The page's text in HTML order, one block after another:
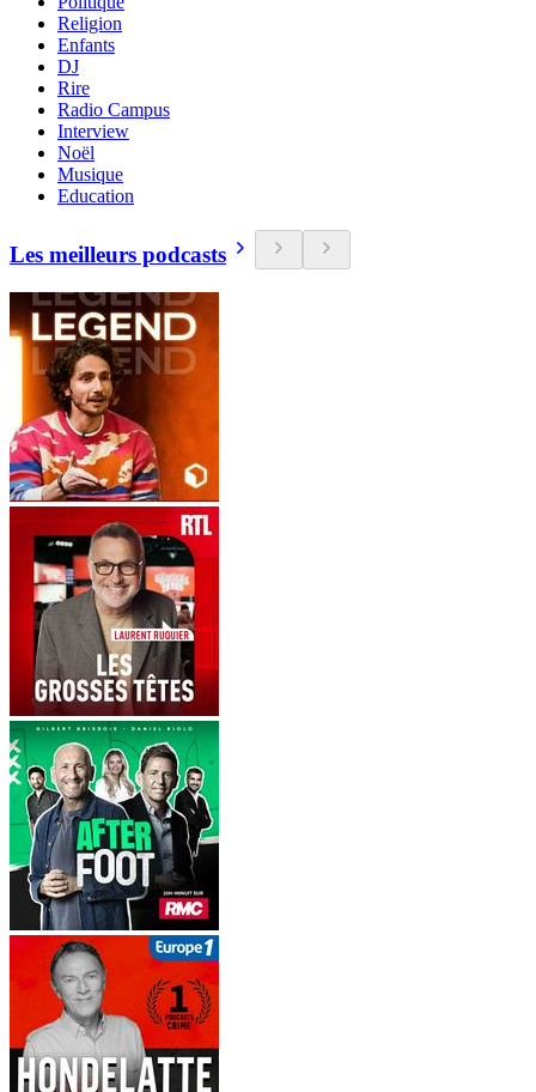
Religion
Enfants
DJ
Rire
Radio Campus
Interview
Noël
Musique
Education
Les meilleurs podcasts